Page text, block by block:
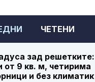
ЧЕТЕНИ
зад решетките:
от 9 кв. м, четирима
и без климатик